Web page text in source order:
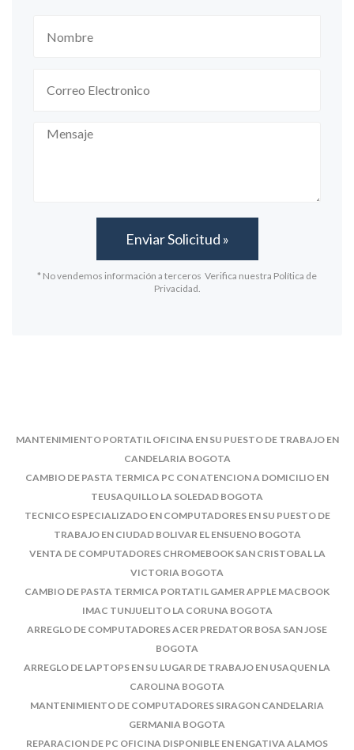
* No vendemos información a terceros Verifica nuestra Política de
Privacidad.
MANTENIMIENTO PORTATIL OFICINA EN SU PUESTO DE TRABAJO EN
CANDELARIA BOGOTA
CAMBIO DE PASTA TERMICA PC CON ATENCION A DOMICILIO EN
TEUSAQUILLO LA SOLEDAD BOGOTA
TECNICO ESPECIALIZADO EN COMPUTADORES EN SU PUESTO DE
TRABAJO EN CIUDAD BOLIVAR EL ENSUENO BOGOTA
VENTA DE COMPUTADORES CHROMEBOOK SAN CRISTOBAL LA
VICTORIA BOGOTA
CAMBIO DE PASTA TERMICA PORTATIL GAMER APPLE MACBOOK
IMAC TUNJUELITO LA CORUNA BOGOTA
ARREGLO DE COMPUTADORES ACER PREDATOR BOSA SAN JOSE
BOGOTA
ARREGLO DE LAPTOPS EN SU LUGAR DE TRABAJO EN USAQUEN LA
CAROLINA BOGOTA
MANTENIMIENTO DE COMPUTADORES SIRAGON CANDELARIA
GERMANIA BOGOTA
REPARACION DE PC OFICINA DISPONIBLE EN ENGATIVA ALAMOS